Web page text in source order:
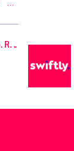
1 Spring Field, Arm, Castlerea, Co. Roscommon, F45 TF97, Ireland